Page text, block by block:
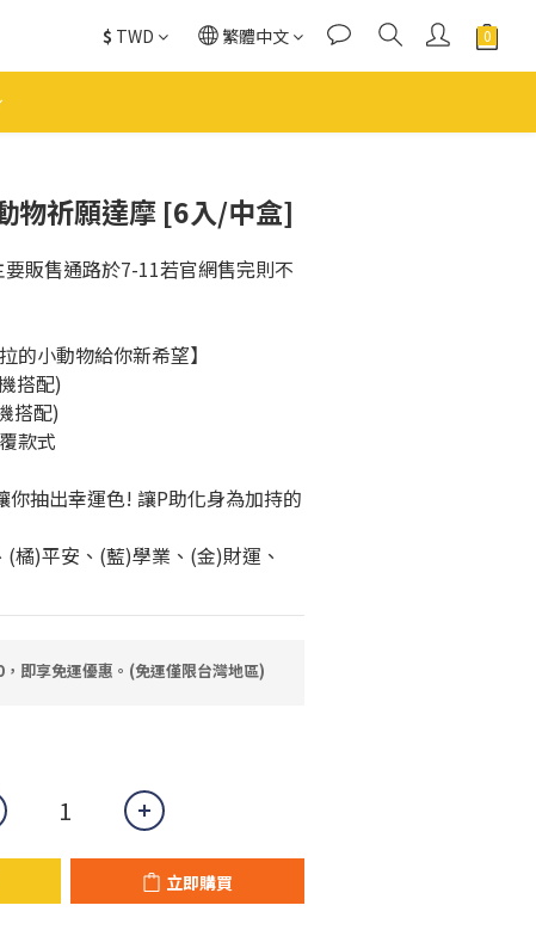
$ TWD 繁體中文
物祈願達摩 [6入/中盒]
販售通路於7-11若官網售完則不
的小動物給你新希望】
搭配)
搭配)
款式
你抽出幸運色! 讓P助化身為加持的
橘)平安、(藍)學業、(金)財運、
即享免運優惠。(免運僅限台灣地區)
立即購買